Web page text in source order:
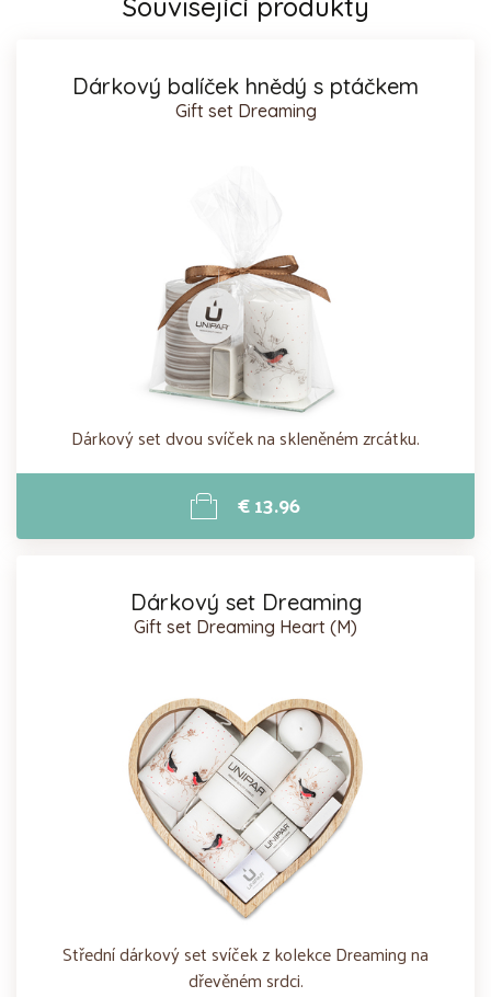
Související produkty
Dárkový balíček hnědý s ptáčkem
Gift set Dreaming
Dárkový set dvou svíček na skleněném zrcátku.
€ 13.96
Dárkový set Dreaming
Gift set Dreaming Heart (M)
Střední dárkový set svíček z kolekce Dreaming na
dřevěném srdci.